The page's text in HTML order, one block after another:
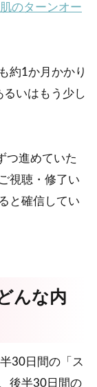
のターンオー
約1か月かかり
いはもう少し
つ進めていた
視聴・修了い
と確信してい
んな内
30日間の「ス
後半30日間の